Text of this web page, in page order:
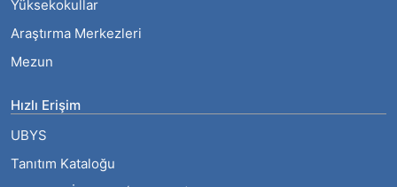
Yüksekokullar
Araştırma Merkezleri
Mezun
Hızlı Erişim
UBYS
Tanıtım Kataloğu